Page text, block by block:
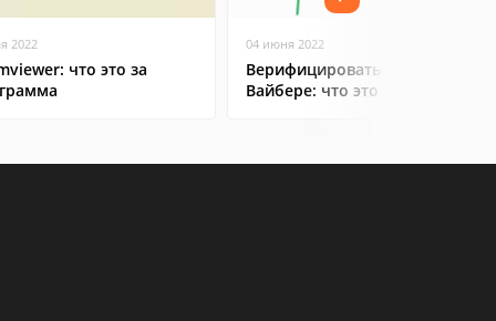
2022
что это за
04 июня 2022
Верифицировать контакт в
Вайбере: что это значит